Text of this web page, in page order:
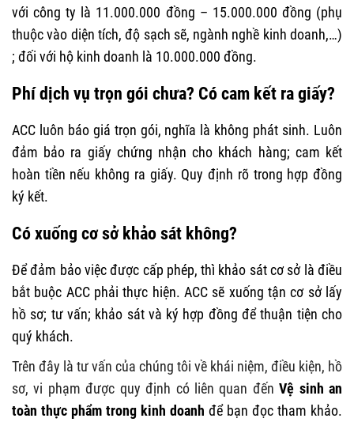
với công ty là 11.000.000 đồng – 15.000.000 đồng (phụ
thuộc vào diện tích, độ sạch sẽ, ngành nghề kinh doanh,…)
; đối với hộ kinh doanh là 10.000.000 đồng.
Phí dịch vụ trọn gói chưa? Có cam kết ra giấy?
ACC luôn báo giá trọn gói, nghĩa là không phát sinh. Luôn
đảm bảo ra giấy chứng nhận cho khách hàng; cam kết
hoàn tiền nếu không ra giấy. Quy định rõ trong hợp đồng
ký kết.
Có xuống cơ sở khảo sát không?
Để đảm bảo việc được cấp phép, thì khảo sát cơ sở là điều
bắt buộc ACC phải thực hiện. ACC sẽ xuống tận cơ sở lấy
hồ sơ; tư vấn; khảo sát và ký hợp đồng để thuận tiện cho
quý khách.
Trên đây là tư vấn của chúng tôi về khái niệm, điều kiện, hồ
sơ, vi phạm được quy định có liên quan đếnVệ sinh an
toàn thực phẩm trong kinh doanh để bạn đọc tham khảo.